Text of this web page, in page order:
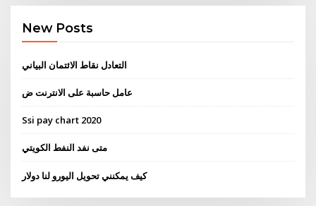
New Posts
التعادل نقاط الائتمان البياني
عامل حاسبة على الانترنت ض
Ssi pay chart 2020
متى نفد النفط الكويتي
كيف يمكنني تحويل اليورو لنا دولار